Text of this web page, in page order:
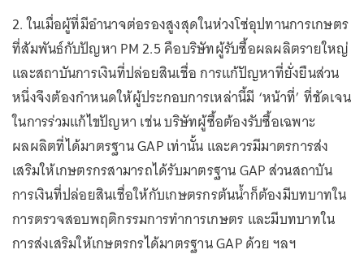
2. ในเมื่อผู้ที่มีอำนาจต่อรองสูงสุดในห่วงโซ่อุปทานการเกษตร
ที่สัมพันธ์กับปัญหา PM 2.5 คือบริษัทผู้รับซื้อผลผลิตรายใหญ่
และสถาบันการเงินที่ปล่อยสินเชื่อ การแก้ปัญหาที่ยั่งยืนส่วน
หนึ่งจึงต้องกำหนดให้ผู้ประกอบการเหล่านี้มี ‘หน้าที่’ ที่ชัดเจน
ในการร่วมแก้ไขปัญหา เช่น บริษัทผู้ซื้อต้องรับซื้อเฉพาะ
ผลผลิตที่ได้มาตรฐาน GAP เท่านั้น และควรมีมาตรการส่ง
เสริมให้เกษตรกรสามารถได้รับมาตรฐาน GAP ส่วนสถาบัน
การเงินที่ปล่อยสินเชื่อให้กับเกษตรกรต้นน้ำก็ต้องมีบทบาทใน
การตรวจสอบพฤติกรรมการทำการเกษตร และมีบทบาทใน
การส่งเสริมให้เกษตรกรได้มาตรฐาน GAP ด้วย ฯลฯ